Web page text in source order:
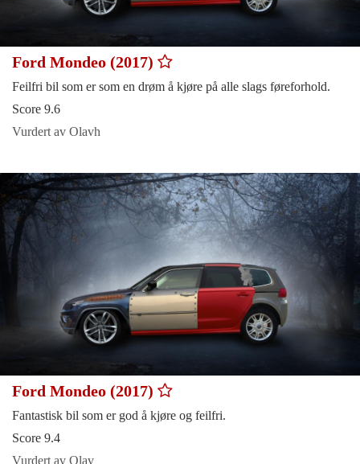
Ford Mondeo (2017)
Feilfri bil som er som en drøm å kjøre på alle slags føreforhold.
Score 9.6
Vurdert av Olavh
Ford Mondeo (2017)
Fantastisk bil som er god å kjøre og feilfri.
Score 9.4
Vurdert av Olav